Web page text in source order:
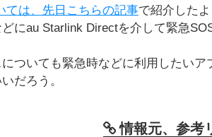
ては、先日こちらの記事で紹介した
にau Starlink Directを介して緊急
ついても緊急時などに利用したい
だろう。
情報元、参考